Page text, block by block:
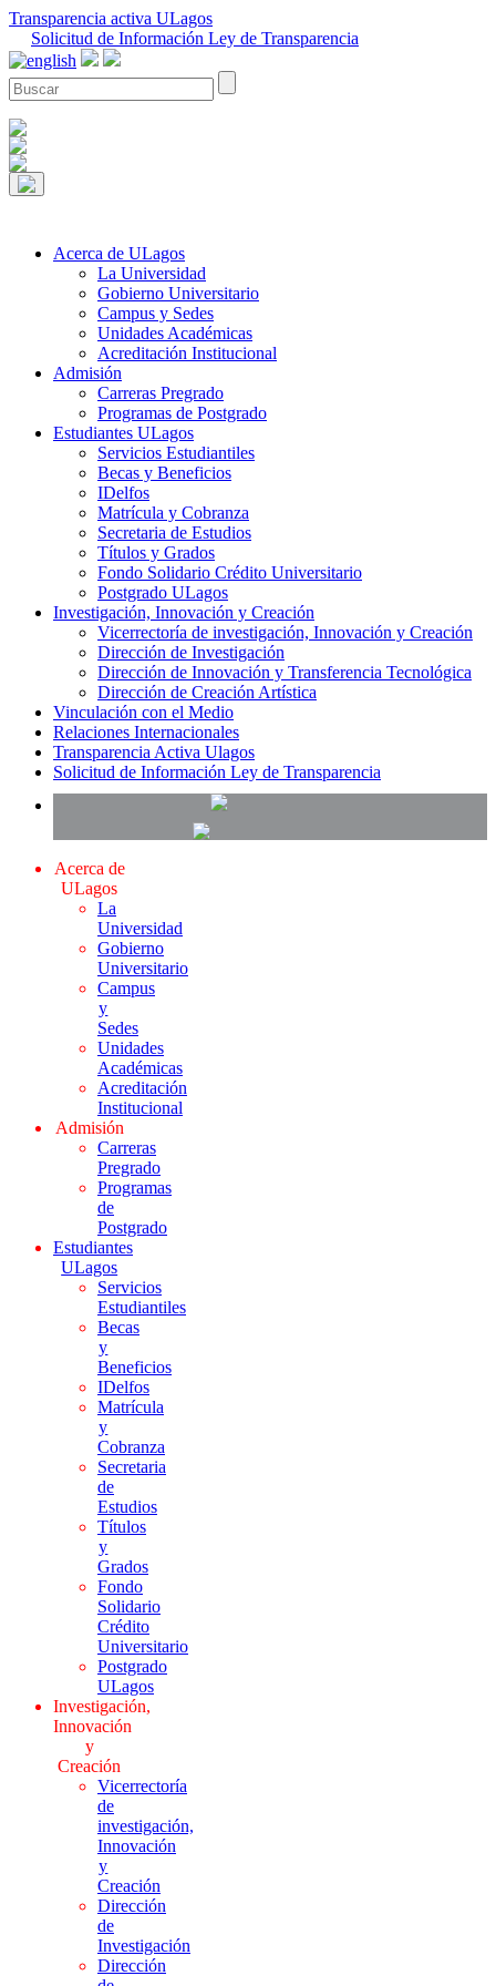
Transparencia activa ULagos
Solicitud de Información Ley de Transparencia
Acerca de ULagos
La Universidad
Gobierno Universitario
Campus y Sedes
Unidades Académicas
Acreditación Institucional
Admisión
Carreras Pregrado
Programas de Postgrado
Estudiantes ULagos
Servicios Estudiantiles
Becas y Beneficios
IDelfos
Matrícula y Cobranza
Secretaria de Estudios
Títulos y Grados
Fondo Solidario Crédito Universitario
Postgrado ULagos
Investigación, Innovación y Creación
Vicerrectoría de investigación, Innovación y Creación
Dirección de Investigación
Dirección de Innovación y Transferencia Tecnológica
Dirección de Creación Artística
Vinculación con el Medio
Relaciones Internacionales
Transparencia Activa Ulagos
Solicitud de Información Ley de Transparencia
Acerca de
ULagos
La
Universidad
Gobierno
Universitario
Campus
y
Sedes
Unidades
Académicas
Acreditación
Institucional
Admisión
Carreras
Pregrado
Programas
de
Postgrado
Estudiantes
ULagos
Servicios
Estudiantiles
Becas
y
Beneficios
IDelfos
Matrícula
y
Cobranza
Secretaria
de
Estudios
Títulos
y
Grados
Fondo
Solidario
Crédito
Universitario
Postgrado
ULagos
Investigación,
Innovación
y
Creación
Vicerrectoría
de
investigación,
Innovación
y
Creación
Dirección
de
Investigación
Dirección